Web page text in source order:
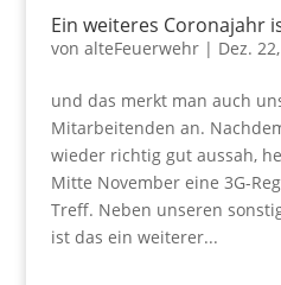
Ein weiteres Coronajahr
von alteFeuerwehr| Dez.
und das merkt man auch
Mitarbeitenden an.
wieder richtig gut aussah,
Mitte November eine 3G-
Treff. Neben unseren
ist das ein weiterer...